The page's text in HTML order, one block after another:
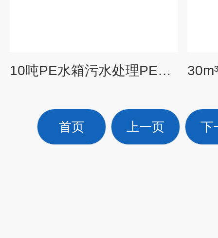
10吨PE水箱污水处理PE塑料桶10立方PAC药剂搅拌罐
首页 上一页 下